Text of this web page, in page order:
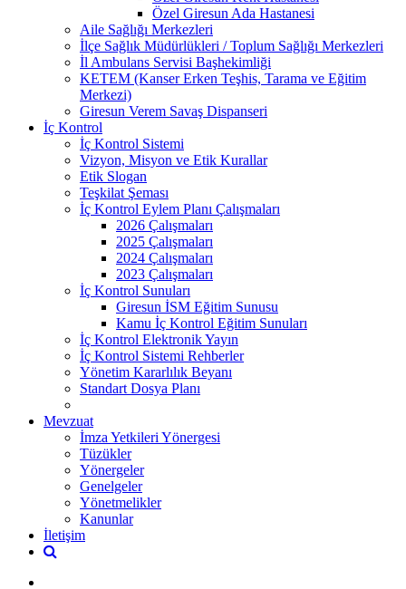
Özel Giresun Ada Hastanesi
Aile Sağlığı Merkezleri
İlçe Sağlık Müdürlükleri / Toplum Sağlığı Merkezleri
İl Ambulans Servisi Başhekimliği
KETEM (Kanser Erken Teşhis, Tarama ve Eğitim
Merkezi)
Giresun Verem Savaş Dispanseri
İç Kontrol
İç Kontrol Sistemi
Vizyon, Misyon ve Etik Kurallar
Etik Slogan
Teşkilat Şeması
İç Kontrol Eylem Planı Çalışmaları
2026 Çalışmaları
2025 Çalışmaları
2024 Çalışmaları
2023 Çalışmaları
İç Kontrol Sunuları
Giresun İSM Eğitim Sunusu
Kamu İç Kontrol Eğitim Sunuları
İç Kontrol Elektronik Yayın
İç Kontrol Sistemi Rehberler
Yönetim Kararlılık Beyanı
Standart Dosya Planı
Mevzuat
İmza Yetkileri Yönergesi
Tüzükler
Yönergeler
Genelgeler
Yönetmelikler
Kanunlar
İletişim